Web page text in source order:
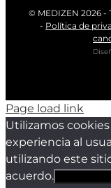
© MEDIZEN 2026 -
- Política de
Page load link
Utilizamos
experiencia al
utilizando este
acuerdo.